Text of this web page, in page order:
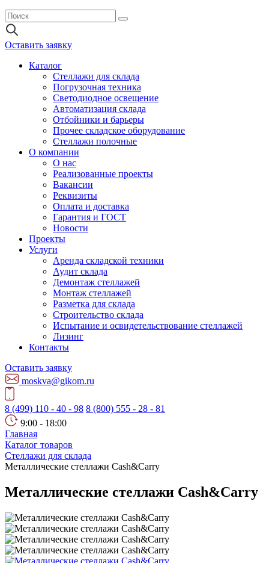
Оставить заявку
Каталог
Стеллажи для склада
Погрузочная техника
Светодиодное освещение
Автоматизация склада
Отбойники и барьеры
Прочее складское оборудование
Стеллажи полочные
О компании
О нас
Реализованные проекты
Вакансии
Реквизиты
Оплата и доставка
Гарантия и ГОСТ
Новости
Проекты
Услуги
Аренда складской техники
Аудит склада
Демонтаж стеллажей
Монтаж стеллажей
Разметка для склада
Строительство склада
Испытание и освидетельствование стеллажей
Лизинг
Контакты
Оставить заявку
moskva@gikom.ru
8 (499) 110 - 40 - 98 8 (800) 555 - 28 - 81
9:00 - 18:00
Главная
Каталог товаров
Стеллажи для склада
Металлические стеллажи Cash&Carry
Металлические стеллажи Cash&Carry